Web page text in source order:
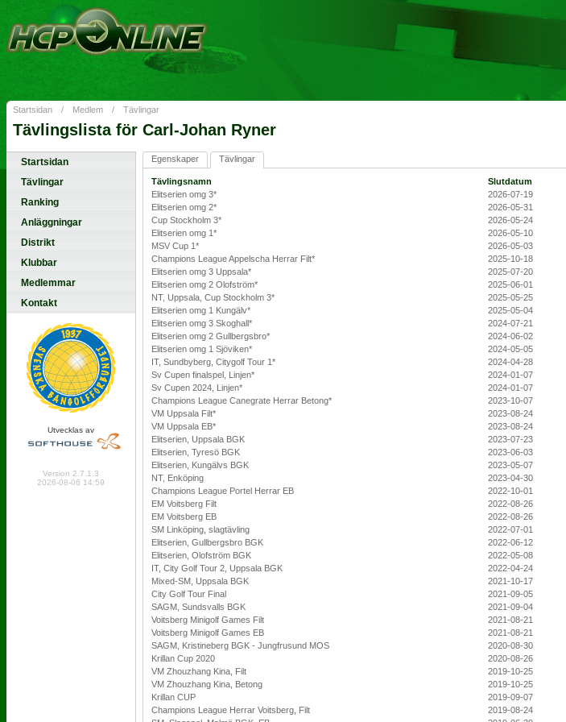
Startsidan / Medlem / Tävlingar
Tävlingslista för Carl-Johan Ryner
Startsidan
Tävlingar
Ranking
Anläggningar
Distrikt
Klubbar
Medlemmar
Kontakt
Utvecklas av
Version 2.7.1.3
2026-08-06 14:59
Egenskaper Tävlingar
Tävlingsnamn Slutdatum
Elitserien omg 3*
2026-07-19
Elitserien omg 2*
2026-05-31
Cup Stockholm 3*
2026-05-24
Elitserien omg 1*
2026-05-10
MSV Cup 1*
2026-05-03
Champions League Appelscha Herrar Filt*
2025-10-18
Elitserien omg 3 Uppsala*
2025-07-20
Elitserien omg 2 Olofström*
2025-06-01
NT, Uppsala, Cup Stockholm 3*
2025-05-25
Elitserien omg 1 Kungälv*
2025-05-04
Elitserien omg 3 Skoghall*
2024-07-21
Elitserien omg 2 Gullbergsbro*
2024-06-02
Elitserien omg 1 Sjöviken*
2024-05-05
IT, Sundbyberg, Citygolf Tour 1*
2024-04-28
Sv Cupen finalspel, Linjen*
2024-01-07
Sv Cupen 2024, Linjen*
2024-01-07
Champions League Canegrate Herrar Betong*
2023-10-07
VM Uppsala Filt*
2023-08-24
VM Uppsala EB*
2023-08-24
Elitserien, Uppsala BGK
2023-07-23
Elitserien, Tyresö BGK
2023-06-03
Elitserien, Kungälvs BGK
2023-05-07
NT, Enköping
2023-04-30
Champions League Portel Herrar EB
2022-10-01
EM Voitsberg Filt
2022-08-26
EM Voitsberg EB
2022-08-26
SM Linköping, slagtävling
2022-07-01
Elitserien, Gullbergsbro BGK
2022-06-12
Elitserien, Olofström BGK
2022-05-08
IT, City Golf Tour 2, Uppsala BGK
2022-04-24
Mixed-SM, Uppsala BGK
2021-10-17
City Golf Tour Final
2021-09-05
SAGM, Sundsvalls BGK
2021-09-04
Voitsberg Minigolf Games Filt
2021-08-21
Voitsberg Minigolf Games EB
2021-08-21
SAGM, Kristineberg BGK - Jungfrusund MOS
2020-08-30
Krillan Cup 2020
2020-08-26
VM Zhouzhang Kina, Filt
2019-10-25
VM Zhouzhang Kina, Betong
2019-10-25
Krillan CUP
2019-09-07
Champions League Herrar Voitsberg, Filt
2019-08-24